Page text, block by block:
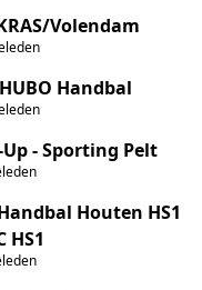
Volendam
Handbal
- Sporting Pelt
Houten HS1
HS1